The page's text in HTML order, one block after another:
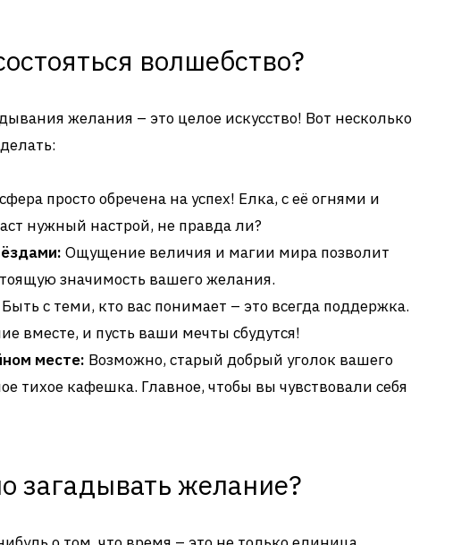
волшебство?
желания – это целое искусство! Вот несколько
просто обречена на успех! Елка, с её огнями и
нужный настрой, не правда ли?
Ощущение величия и магии мира позволит
значимость вашего желания.
Быть с теми, кто вас понимает – это всегда поддержка.
вместе, и пусть ваши мечты сбудутся!
месте: Возможно, старый добрый уголок вашего
тихое кафешка. Главное, чтобы вы чувствовали себя
загадывать желание?